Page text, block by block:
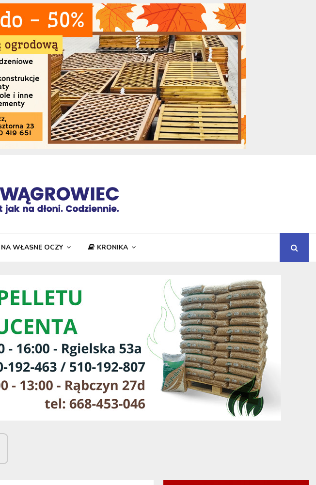
NA WŁASNE OCZY KRONIKA